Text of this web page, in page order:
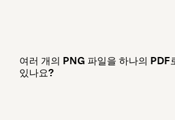
여러 개의 PNG 파일을 하나의 PDF
있나요?